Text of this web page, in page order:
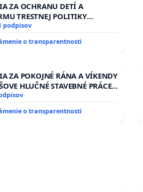
ZA OCHRANU DETÍ A
TRESTNEJ POLITIKY
podpisov
o transparentnosti
ZA POKOJNÉ RÁNA A VÍKENDY
HLUČNÉ STAVEBNÉ PRÁCE
LEN OD 9.00 DO 13.00
18.00 HOD. A PRAVIDELNÁ
o transparentnosti